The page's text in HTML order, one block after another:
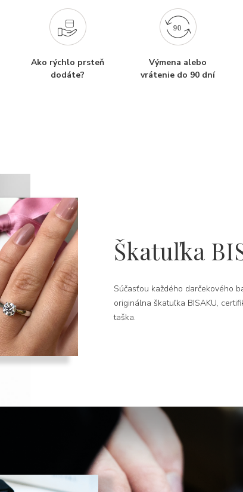
Ako rýchlo prsteň
dodáte?
Výmena alebo
vrátenie do 90 dní
Škatuľka
Súčasťou každého darčekového
originálna škatuľka BISAKU,
taška.